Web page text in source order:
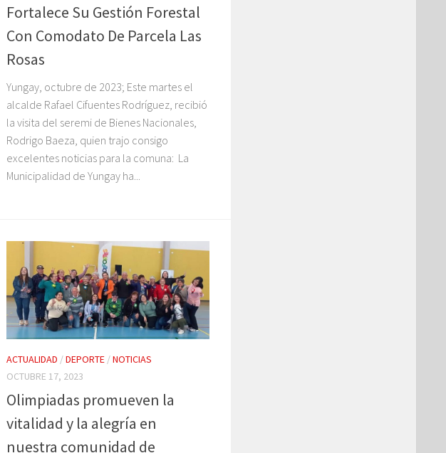
Fortalece Su Gestión Forestal
Con Comodato De Parcela Las
Rosas
Yungay, octubre de 2023; Este martes el
alcalde Rafael Cifuentes Rodríguez, recibió
la visita del seremi de Bienes Nacionales,
Rodrigo Baeza, quien trajo consigo
excelentes noticias para la comuna: La
Municipalidad de Yungay ha...
ACTUALIDAD /DEPORTE /NOTICIAS
OCTUBRE 17, 2023
Olimpiadas promueven la
vitalidad y la alegría en
nuestra comunidad de